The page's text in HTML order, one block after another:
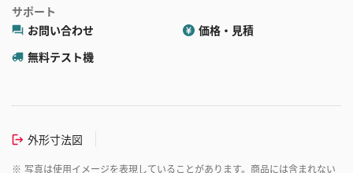
サポート
お問い合わせ
価格・見積
無料テスト機
外形寸法図
※ 写真は使用イメージを表現していることがあります。商品には含まれない